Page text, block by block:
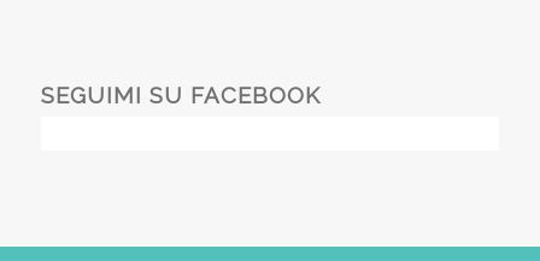
SEGUIMI SU FACEBOOK